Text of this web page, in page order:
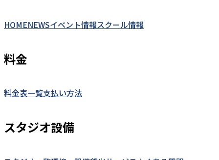
HOMENEWSイベント情報スクール情報
料金
料金表一覧支払い方法
スタジオ設備